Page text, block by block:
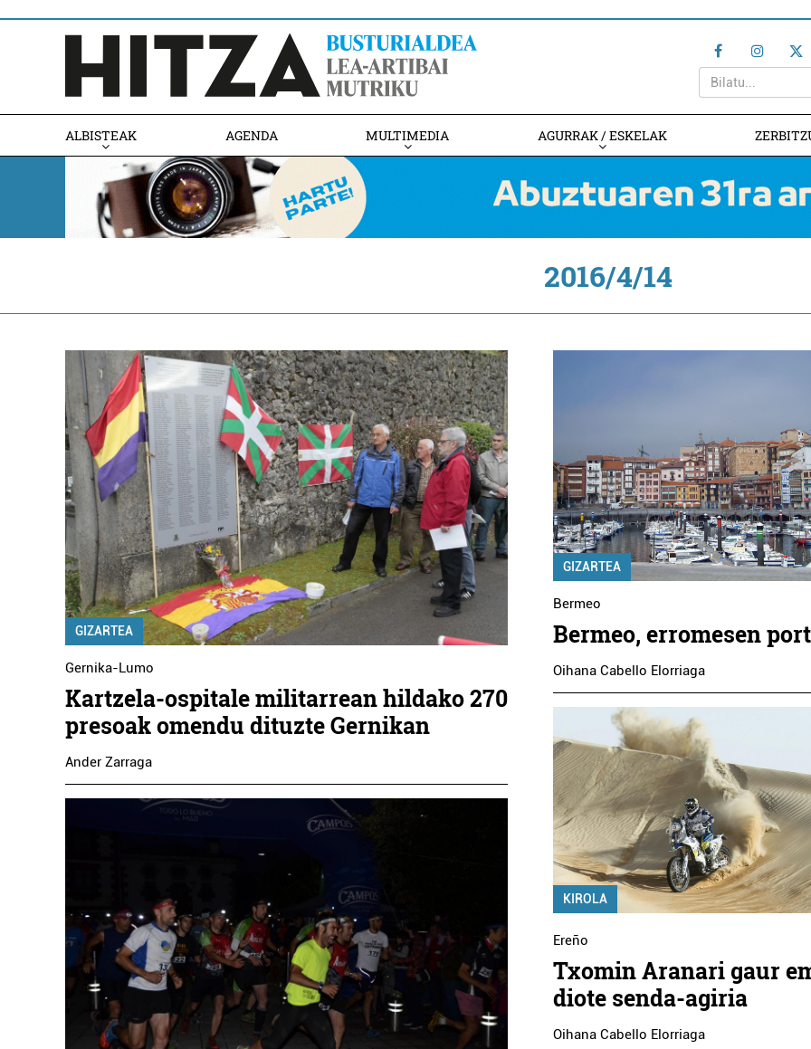
ALBISTEAK AGENDA MULTIMEDIA AGURRAK / ESKELAK
2016/4/14
GIZARTEA
Gernika-Lumo
Kartzela-ospitale militarrean hildako 270
presoak omendu dituzte Gernikan
Ander Zarraga
GIZARTEA
Bermeo
Bermeo, erromesen
Oihana Cabello Elorriaga
KIROLA
Ereño
Txomin Aranari gaur
diote senda-agiria
Oihana Cabello Elorriaga